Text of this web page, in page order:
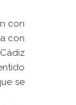
con
con
se